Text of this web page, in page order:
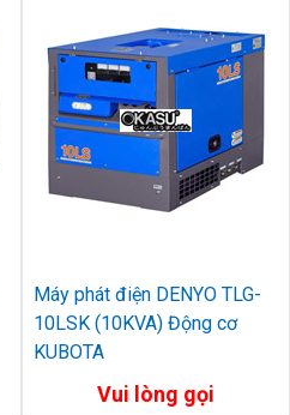
Máy phát điện DENYO TLG-
10LSK (10KVA) Động cơ
KUBOTA
Vui lòng gọi